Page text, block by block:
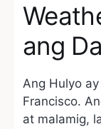
ang
Ang Hulyo
Francisco.
at malamig,